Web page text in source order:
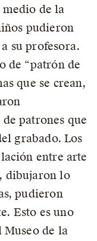
de la
pudieron
su profesora.
de “patrón de
que se crean,
patrones que
grabado. Los
entre arte
dibujaron lo
pudieron
Esto es uno
de la